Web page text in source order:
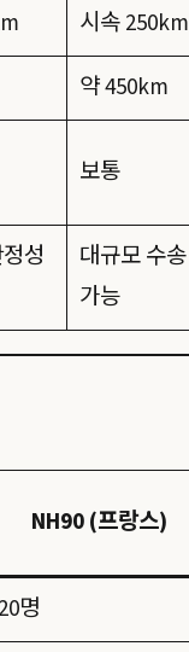
시속 250km
약 450km
보통
성
대규모 수송
가능
NH90 (프랑스)
20명